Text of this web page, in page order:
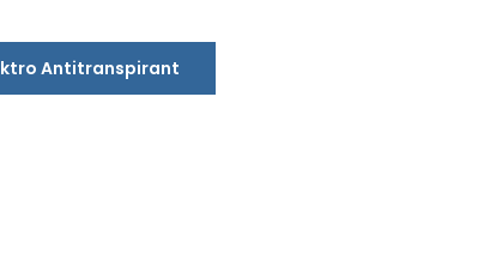
Antitranspirant